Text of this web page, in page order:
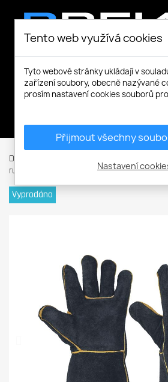
Domů
rukavice
SANDPIPER BLACK rukavice
Vyprodáno
Tento web využívá cookies
Tyto webové stránky ukládají v
zařízení soubory, obecně nazývané
prosím nastavení cookies souborů
Přijmout všechny
Nastavení